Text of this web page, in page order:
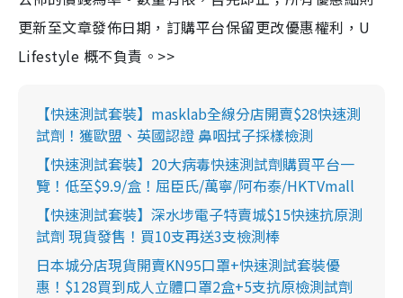
更新至文章發佈日期，訂購平台保留更改優惠權利，U
Lifestyle 概不負責。>>
【快速測試套裝】masklab全線分店開賣$28快速測
試劑！獲歐盟、英國認證 鼻咽拭子採樣檢測
【快速測試套裝】20大病毒快速測試劑購買平台一
覽！低至$9.9/盒！屈臣氏/萬寧/阿布泰/HKTVmall
【快速測試套裝】深水埗電子特賣城$15快速抗原測
試劑 現貨發售！買10支再送3支檢測棒
日本城分店現貨開賣KN95口罩+快速測試套裝優
惠！$128買到成人立體口罩2盒+5支抗原檢測試劑